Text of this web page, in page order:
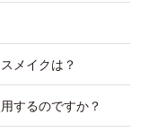
メイクは？
するのですか？